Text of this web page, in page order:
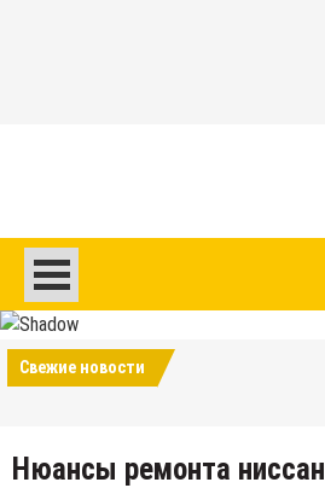
Свежие новости
Нюансы ремонта ниссан